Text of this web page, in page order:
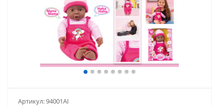
Артикул:94001AI